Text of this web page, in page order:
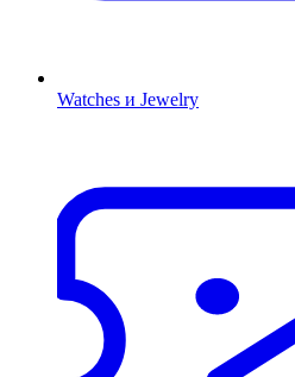
Watches и Jewelry